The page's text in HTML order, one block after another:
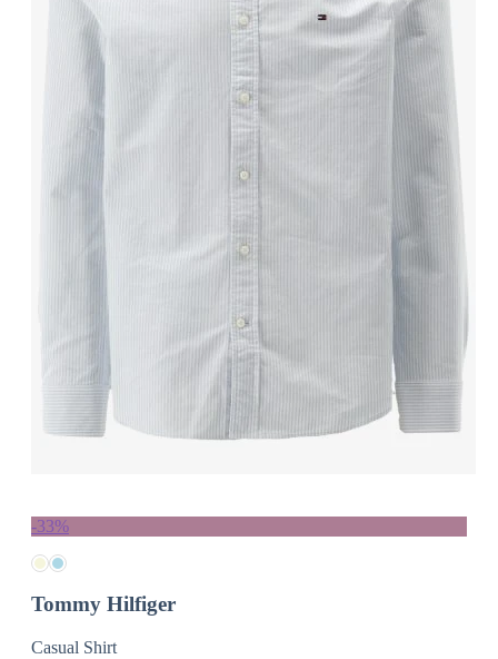
-33%
Tommy Hilfiger
Casual Shirt